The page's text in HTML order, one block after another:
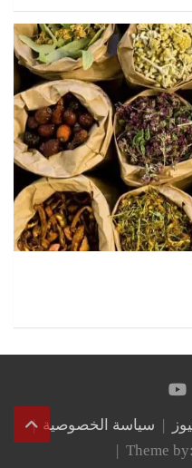
سياسة الخصوصية
Theme by: